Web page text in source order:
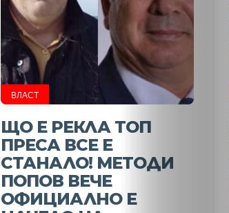
ВЛАСТ
ЩО Е РЕКЛА ТОП
ПРЕСА ВСЕ Е
СТАНАЛО! МЕТОДИ
ПОПОВ ВЕЧЕ
ОФИЦИАЛНО Е